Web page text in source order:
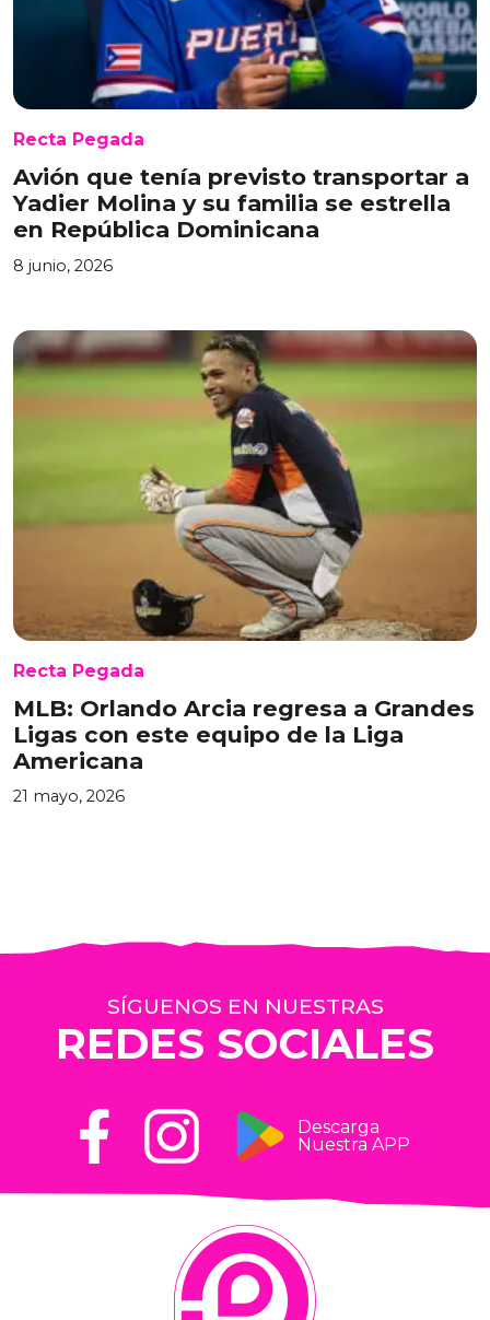
Recta Pegada
Avión que tenía previsto transportar a
Yadier Molina y su familia se estrella
en República Dominicana
8 junio, 2026
Recta Pegada
MLB: Orlando Arcia regresa a Grandes
Ligas con este equipo de la Liga
Americana
21 mayo, 2026
SÍGUENOS EN NUESTRAS
REDES SOCIALES
Descarga
Nuestra APP